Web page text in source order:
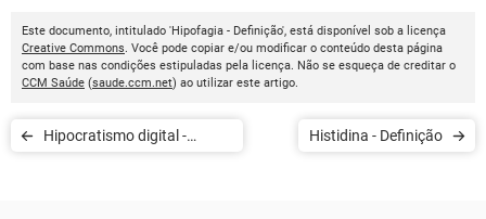
Este documento, intitulado 'Hipofagia - Definição', está disponível sob a licença
Creative Commons. Você pode copiar e/ou modificar o conteúdo desta página
com base nas condições estipuladas pela licença. Não se esqueça de creditar o
CCM Saúde (saude.ccm.net) ao utilizar este artigo.
Hipocratismo digital -
Histidina - Definição